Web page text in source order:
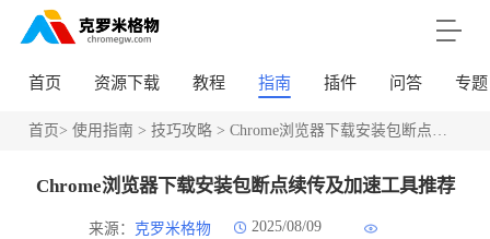
首页 资源下载 教程 指南 插件 问答 专题
首页> 使用指南 > 技巧攻略> Chrome浏览器下载安装包断点续传及加速工具推荐
Chrome浏览器下载安装包断点续传及加速工具推荐
来源： 克罗米格物 2025/08/09